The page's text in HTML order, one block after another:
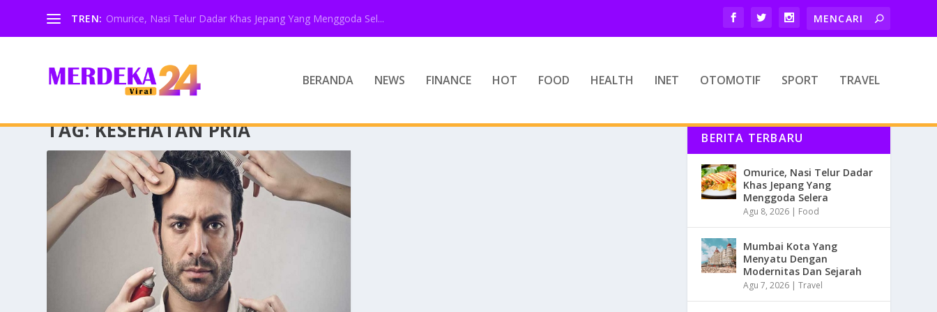
TREN: Omurice, Nasi Telur Dadar Khas Jepang Yang Menggoda Sel...
BERANDA NEWS FINANCE HOT FOOD HEALTH INET OTOMOTIF SPORT TRAVEL
TAG:KESEHATAN PRIA BERITA TERBARU
Omurice, Nasi Telur Dadar
Khas Jepang Yang
Menggoda Selera
Agu 8, 2026 | Food
Mumbai Kota Yang
Menyatu Dengan
Modernitas Dan Sejarah
Agu 7, 2026 |Travel